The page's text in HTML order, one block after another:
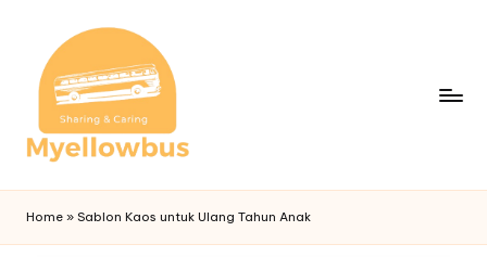
Home » Sablon Kaos untuk Ulang Tahun Anak